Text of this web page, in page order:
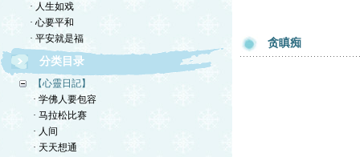
· 人生如戏
· 心要平和
· 平安就是福
分类目录
【心靈日記】
· 学佛人要包容
· 马拉松比赛
· 人间
· 天天想通
贪瞋痴